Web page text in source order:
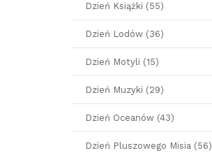
Dzień Książki (55)
Dzień Lodów (36)
Dzień Motyli (15)
Dzień Muzyki (29)
Dzień Oceanów (43)
Dzień Pluszowego Misia (56)